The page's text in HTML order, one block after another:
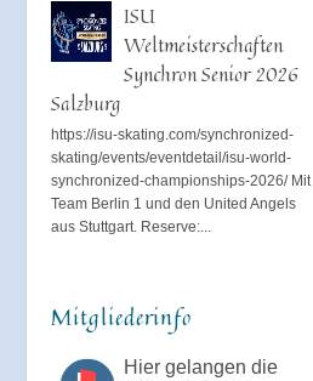
ISU
Weltmeisterschaften
Synchron Senior 2026
Salzburg
https://isu-skating.com/synchronized-
skating/events/eventdetail/isu-world-
synchronized-championships-2026/ Mit
Team Berlin 1 und den United Angels
aus Stuttgart. Reserve:...
Mitgliederinfo
Hier gelangen die